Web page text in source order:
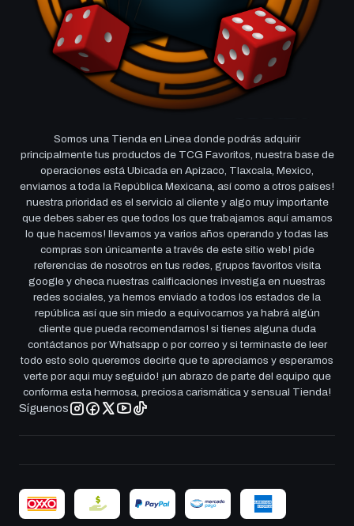
Somos una Tienda en Linea donde podrás adquirir
principalmente tus productos de TCG Favoritos, nuestra base de
operaciones está Ubicada en Apizaco, Tlaxcala, Mexico,
enviamos a toda la República Mexicana, así como a otros países!
nuestra prioridad es el servicio al cliente y algo muy importante
que debes saber es que todos los que trabajamos aquí amamos
lo que hacemos! llevamos ya varios años operando y todas las
compras son únicamente a través de este sitio web! pide
referencias de nosotros en tus redes, grupos favoritos visita
google y checa nuestras calificaciones investiga en nuestras
redes sociales, ya hemos enviado a todos los estados de la
república así que sin miedo a equivocarnos ya habrá algún
cliente que pueda recomendarnos! si tienes alguna duda
contáctanos por Whatsapp o por correo y si terminaste de leer
todo esto solo queremos decirte que te apreciamos y esperamos
verte por aqui muy seguido! ¡un abrazo de parte del equipo que
conforma esta hermosa, preciosa carismática y sensual Tienda!
Síguenos